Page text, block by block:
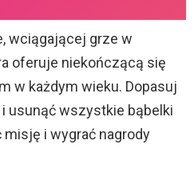
wciągającej grze w
oferuje niekończącą się
w każdym wieku. Dopasuj
usunąć wszystkie bąbelki
misję i wygrać nagrody